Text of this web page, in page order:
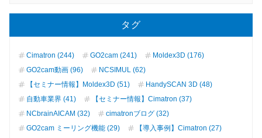
タグ
Cimatron (244) GO2cam (241)
Moldex3D (176)
GO2cam動画 (96)
NCSIMUL (62)
【セミナー情報】Moldex3D (51)
HandySCAN 3D (48)
自動車業界 (41)
【セミナー情報】Cimatron (37)
NCbrainAICAM (32)
cimatronブログ (32)
GO2cam ミーリング機能 (29)
【導入事例】Cimatron (27)